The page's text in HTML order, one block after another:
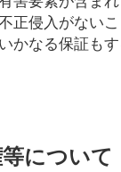
正侵入がない
かなる保証も
について